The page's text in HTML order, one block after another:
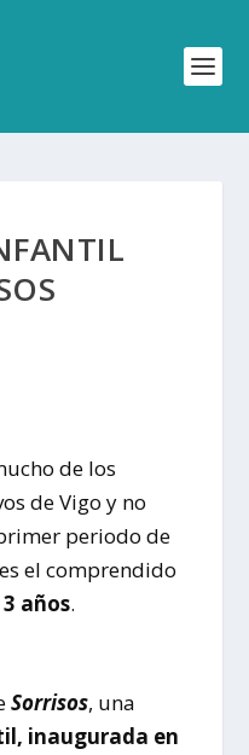
de los
de Vigo y no
periodo de
el comprendido
años.
Sorrisos, una
inaugurada en